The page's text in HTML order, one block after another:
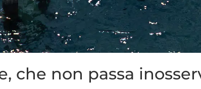
che non passa